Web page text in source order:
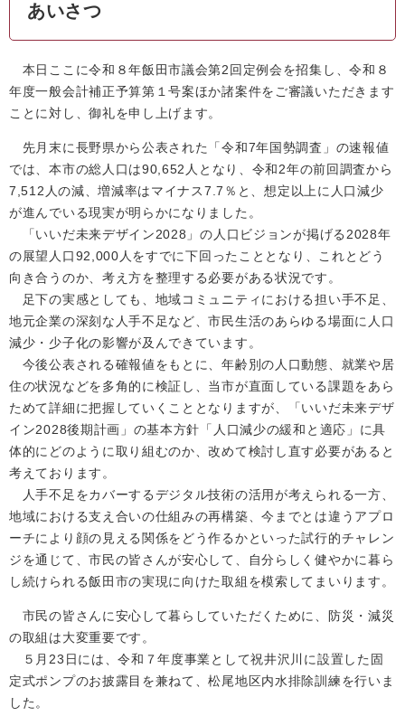
あいさつ
本日ここに令和８年飯田市議会第2回定例会を招集し、令和８
年度一般会計補正予算第１号案ほか諸案件をご審議いただきます
ことに対し、御礼を申し上げます。
先月末に長野県から公表された「令和7年国勢調査」の速報値
では、本市の総人口は90,652人となり、令和2年の前回調査から
7,512人の減、増減率はマイナス7.7％と、想定以上に人口減少
が進んでいる現実が明らかになりました。
「いいだ未来デザイン2028」の人口ビジョンが掲げる2028年
の展望人口92,000人をすでに下回ったこととなり、これとどう
向き合うのか、考え方を整理する必要がある状況です。
足下の実感としても、地域コミュニティにおける担い手不足、
地元企業の深刻な人手不足など、市民生活のあらゆる場面に人口
減少・少子化の影響が及んできています。
今後公表される確報値をもとに、年齢別の人口動態、就業や居
住の状況などを多角的に検証し、当市が直面している課題をあら
ためて詳細に把握していくこととなりますが、「いいだ未来デザ
イン2028後期計画」の基本方針「人口減少の緩和と適応」に具
体的にどのように取り組むのか、改めて検討し直す必要があると
考えております。
人手不足をカバーするデジタル技術の活用が考えられる一方、
地域における支え合いの仕組みの再構築、今までとは違うアプロ
ーチにより顔の見える関係をどう作るかといった試行的チャレン
ジを通じて、市民の皆さんが安心して、自分らしく健やかに暮ら
し続けられる飯田市の実現に向けた取組を模索してまいります。
市民の皆さんに安心して暮らしていただくために、防災・減災
の取組は大変重要です。
５月23日には、令和７年度事業として祝井沢川に設置した固
定式ポンプのお披露目を兼ねて、松尾地区内水排除訓練を行いま
した。